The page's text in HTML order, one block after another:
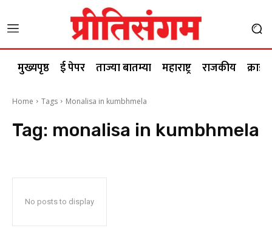
मुख्यपृष्ठ ई पेपर ताज्या बातम्या महाराष्ट्र राजकीय क्राईम
Home Tags Monalisa in kumbhmela
Tag: monalisa in kumbhmela
No posts to display